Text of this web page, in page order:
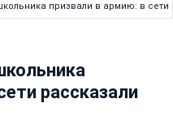
призвали в армию: в
рассказали